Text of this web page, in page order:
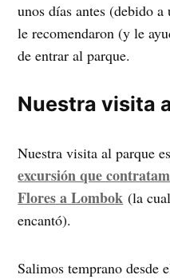
unos días antes (debido
le recomendaron (y le
de entrar al parque.
Nuestra visita
Nuestra visita al parque
excursión que
Flores a Lombok (la
encantó).
Salimos temprano desde